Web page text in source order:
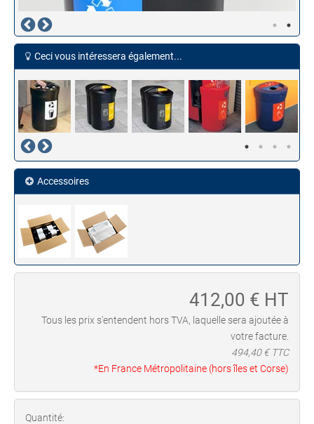
Ceci vous intéressera également...
Accessoires
412,00 € HT
Tous les prix s'entendent hors TVA, laquelle sera ajoutée à
votre facture.
494,40€ TTC
*En France Métropolitaine (hors îles et Corse)
Quantité: